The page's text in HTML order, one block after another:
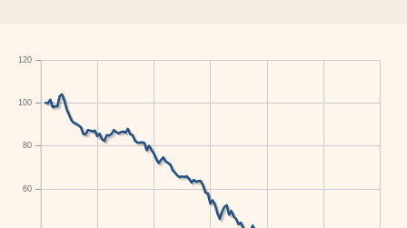
60
80
100
120